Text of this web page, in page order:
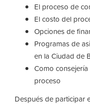
El proceso de
El costo del
Opciones de
Programas de
en la Ciudad de
Como
proceso
Después de participar